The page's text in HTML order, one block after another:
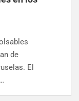
de
El